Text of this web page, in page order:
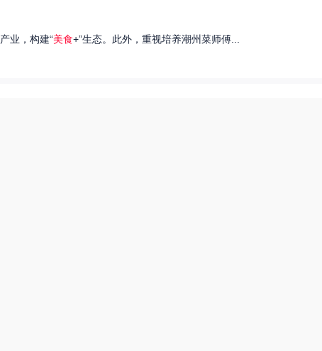
产业，构建“美食+”生态。此外，重视培养潮州菜师傅...